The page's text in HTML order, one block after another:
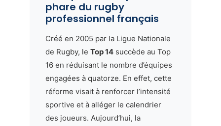
phare du rugby
professionnel français
Créé en 2005 par la Ligue Nationale
de Rugby, le Top 14succède au Top
16 en réduisant le nombre d’équipes
engagées à quatorze. En effet, cette
réforme visait à renforcer l’intensité
sportive et à alléger le calendrier
des joueurs. Aujourd’hui, la